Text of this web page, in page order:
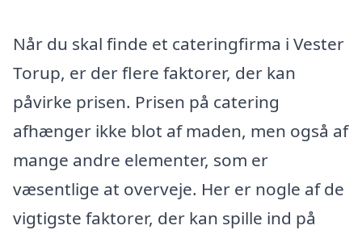
Når du skal finde et cateringfirma i Vester
Torup, er der flere faktorer, der kan
påvirke prisen. Prisen på catering
afhænger ikke blot af maden, men også af
mange andre elementer, som er
væsentlige at overveje. Her er nogle af de
vigtigste faktorer, der kan spille ind på